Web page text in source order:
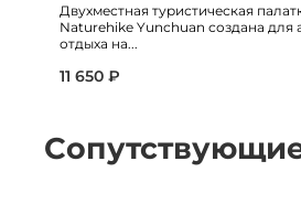
Двухместная туристическая
Naturehike Yunchuan создана для
отдыха на...
11 650 ₽